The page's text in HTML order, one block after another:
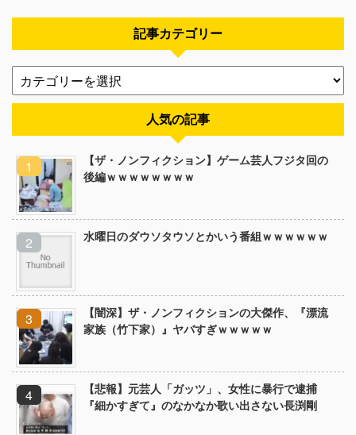
記事カテゴリー
人気の記事
【ザ・ノンフィクション】ゲーム芸人フジタ回の
後編ｗｗｗｗｗｗｗｗ
水曜日のダウソタウソとかいう番組ｗｗｗｗｗｗ
【闇深】ザ・ノンフィクションの大傑作、『漂流
家族（竹下家）』ヤバすぎｗｗｗｗｗ
【悲報】元芸人「ガッツ」、女性に暴行で逮捕
『細かすぎて』のなかなか歌い出さない長渕剛